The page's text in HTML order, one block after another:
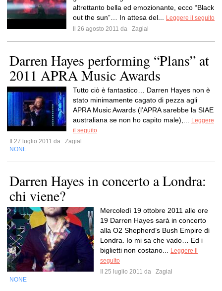
altrettanto bella ed emozionante, ecco “Black
out the sun”… In attesa del...
Leggere il seguito
Il 26 agosto 2011 da
Zagial
Darren Hayes performing “Plans” at
2011 APRA Music Awards
Tutto ciò è fantastico… Darren Hayes non è
stato minimamente cagato di pezza agli
APRA Music Awards (l’APRA sarebbe la SIAE
australiana se non ho capito male),...
Leggere
il seguito
Il 27 luglio 2011 da
Zagial
NONE
Darren Hayes in concerto a Londra:
chi viene?
Mercoledì 19 ottobre 2011 alle ore
19 Darren Hayes sarà in concerto
alla O2 Shepherd’s Bush Empire di
Londra. Io mi sa che vado… Ed i
biglietti non costano...
Leggere il
seguito
Il 25 luglio 2011 da
Zagial
NONE